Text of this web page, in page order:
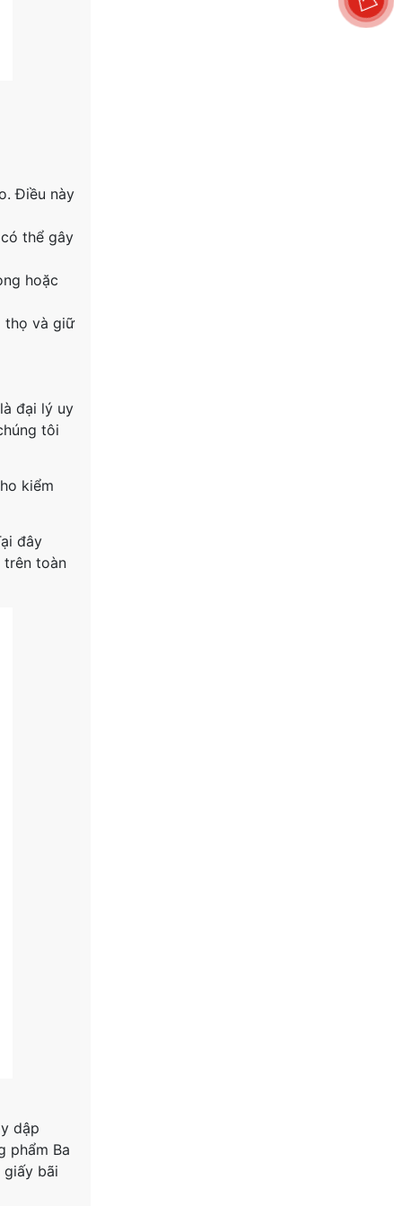
Điều này
thể gây
hoặc
thọ và giữ
đại lý uy
tôi
kiểm
đây
trên toàn
dập
phẩm Ba
giấy bãi